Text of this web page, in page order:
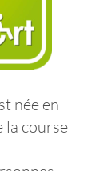
née en
la course